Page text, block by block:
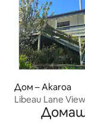
Дом – Akaroa
Libeau Lane View